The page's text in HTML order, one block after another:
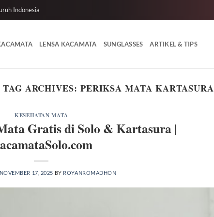
Indonesia
LENSA KACAMATA SUNGLASSES ARTIKEL & TIPS
TAG ARCHIVES: PERIKSA MATA KARTASURA
KESEHATAN MATA
Gratis di Solo & Kartasura |
NOVEMBER 17, 2025 BY ROYANROMADHON